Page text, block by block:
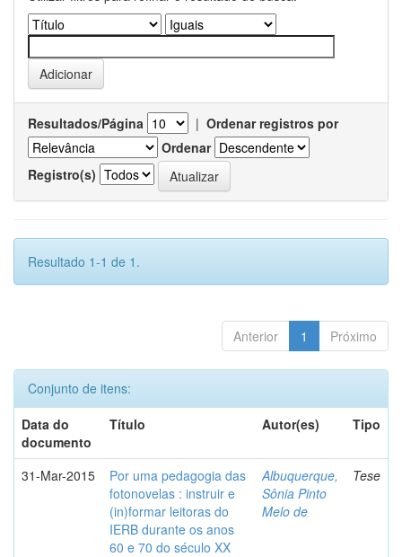
Resultados/Página | Ordenar registros por
Ordenar
Registro(s)
Resultado 1-1 de 1.
Anterior 1 Próximo
Conjunto de itens:
Data do
documento
Título Autor(es) Tipo
31-Mar-2015
Por uma pedagogia das
fotonovelas : instruir e
(in)formar leitoras do
IERB durante os anos
60 e 70 do século XX
Albuquerque,
Sônia Pinto
Melo de
Tese